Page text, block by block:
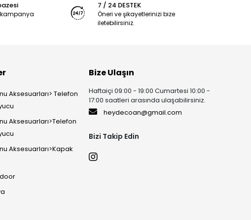
kampanya
7 / 24 DESTEK
Öneri ve şikayetlerinizi bize
iletebilirsiniz.
Aksesuarları> Telefon
Aksesuarları>Telefon
Aksesuarları>Kapak
Bize Ulaşın
Haftaiçi 09:00 - 19:00 Cumartesi 10:00 -
17:00 saatleri arasında ulaşabilirsiniz.
heydecoan@gmail.com
Bizi Takip Edin